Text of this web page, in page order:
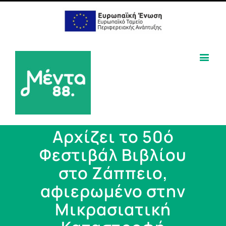
Αρχίζει το 50ό
Φεστιβάλ Βιβλίου
στο Ζάππειο,
αφιερωμένο στην
Μικρασιατική